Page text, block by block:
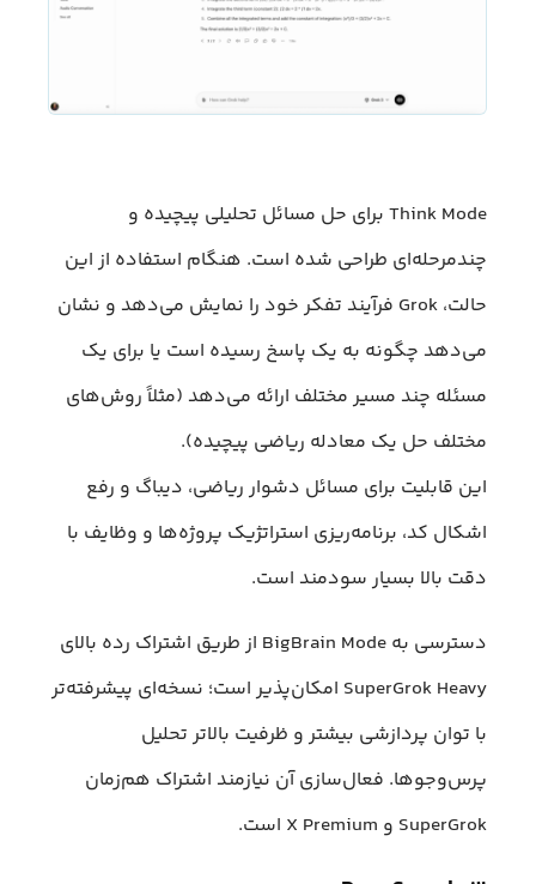
Think Mode برای حل مسائل تحلیلی پیچیده و
چندمرحله‌ای طراحی شده است. هنگام استفاده از این
حالت، Grok فرآیند تفکر خود را نمایش می‌دهد و نشان
می‌دهد چگونه به یک پاسخ رسیده است یا برای یک
مسئله چند مسیر مختلف ارائه می‌دهد (مثلاً روش‌های
مختلف حل یک معادله ریاضی پیچیده).
این قابلیت برای مسائل دشوار ریاضی، دیباگ و رفع
اشکال کد، برنامه‌ریزی استراتژیک پروژه‌ها و وظایف با
دقت بالا بسیار سودمند است.
دسترسی به BigBrain Mode از طریق اشتراک رده بالای
SuperGrok Heavy امکان‌پذیر است؛ نسخه‌ای پیشرفته‌تر
با توان پردازشی بیشتر و ظرفیت بالاتر تحلیل
پرس‌وجوها. فعال‌سازی آن نیازمند اشتراک هم‌زمان
SuperGrok و X Premium است.